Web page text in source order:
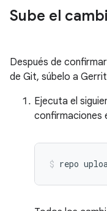
Sube el
Después de
de Git, súbelo a
Ejecuta el
confirmaciones
repo